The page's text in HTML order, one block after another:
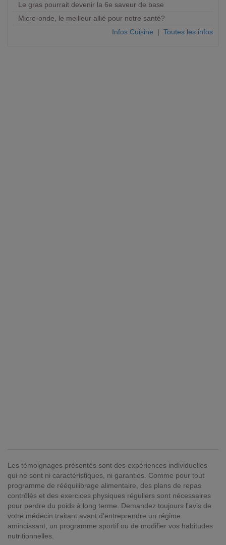
Le gras pourrait devenir la 6e saveur de base
Micro-onde, le meilleur allié pour notre santé?
Infos Cuisine | Toutes les infos
Les témoignages présentés sont des expériences individuelles
qui ne sont ni caractéristiques, ni garanties. Comme pour tout
programme de rééquilibrage alimentaire, des plans de repas
contrôlés et des exercices physiques réguliers sont nécessaires
pour perdre du poids à long terme. Demandez toujours l'avis de
votre médecin traitant avant d'entreprendre un régime
amincissant, un programme sportif ou de modifier vos habitudes
nutritionnelles.